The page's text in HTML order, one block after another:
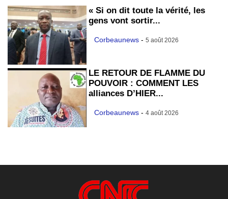
« Si on dit toute la vérité, les
gens vont sortir...
Corbeaunews - 5 août 2026
LE RETOUR DE FLAMME DU
POUVOIR : COMMENT LES
alliances D’HIER...
Corbeaunews - 4 août 2026